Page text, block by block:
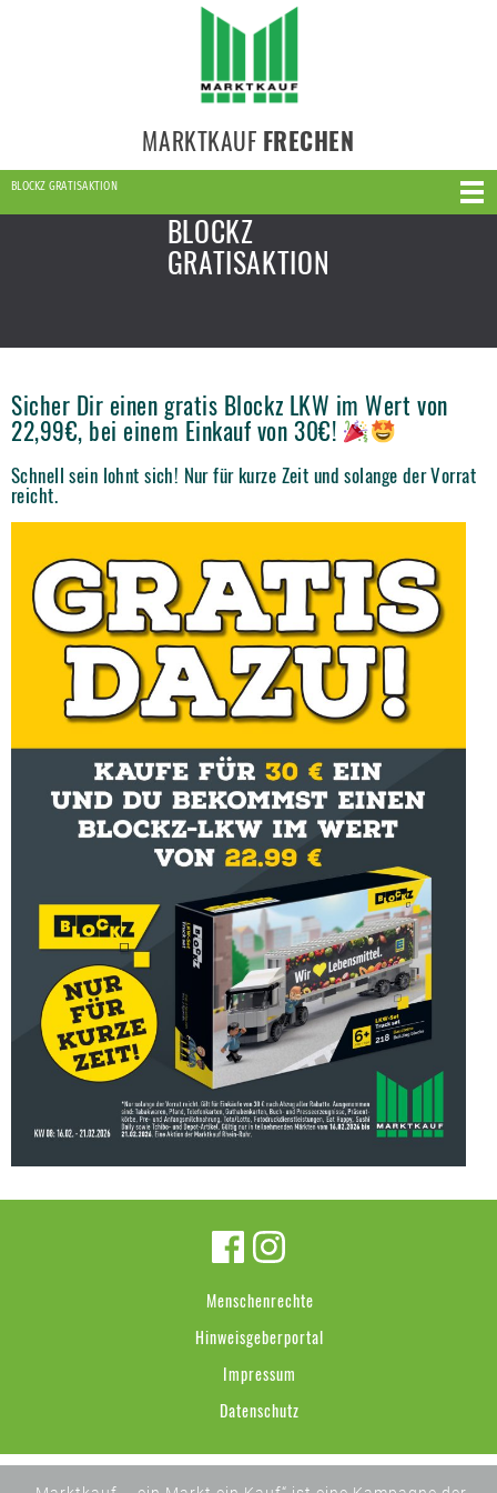
MARKTKAUF FRECHEN
BLOCKZ GRATISAKTION
BLOCKZ
GRATISAKTION
Sicher Dir einen gratis Blockz LKW im Wert von
22,99€, bei einem Einkauf von 30€!
Schnell sein lohnt sich! Nur für kurze Zeit und solange der Vorrat
reicht.
Menschenrechte
Hinweisgeberportal
Impressum
Datenschutz